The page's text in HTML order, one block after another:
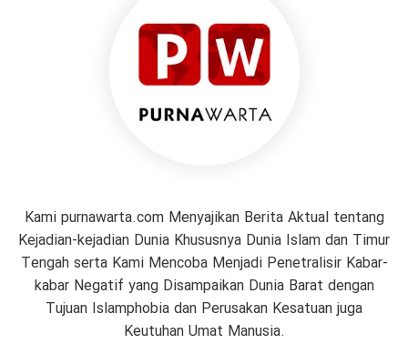
Kami purnawarta.com Menyajikan Berita Aktual tentang
Kejadian-kejadian Dunia Khususnya Dunia Islam dan Timur
Tengah serta Kami Mencoba Menjadi Penetralisir Kabar-
kabar Negatif yang Disampaikan Dunia Barat dengan
Tujuan Islamphobia dan Perusakan Kesatuan juga
Keutuhan Umat Manusia.